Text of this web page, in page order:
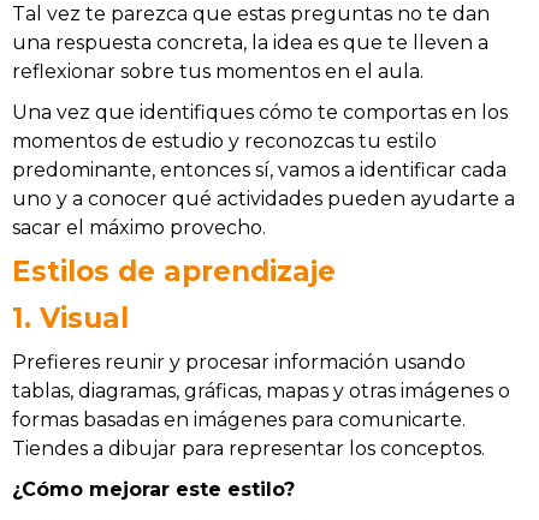
Tal vez te parezca que estas preguntas no te dan
una respuesta concreta, la idea es que te lleven a
reflexionar sobre tus momentos en el aula.
Una vez que identifiques cómo te comportas en los
momentos de estudio y reconozcas tu estilo
predominante, entonces sí, vamos a identificar cada
uno y a conocer qué actividades pueden ayudarte a
sacar el máximo provecho.
Estilos de aprendizaje
1. Visual
Prefieres reunir y procesar información usando
tablas, diagramas, gráficas, mapas y otras imágenes o
formas basadas en imágenes para comunicarte.
Tiendes a dibujar para representar los conceptos.
¿Cómo mejorar este estilo?